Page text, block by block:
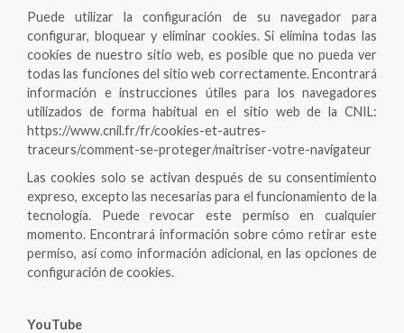
Puede utilizar la configuración de su navegador para
configurar, bloquear y eliminar cookies. Si elimina todas las
cookies de nuestro sitio web, es posible que no pueda ver
todas las funciones del sitio web correctamente. Encontrará
información e instrucciones útiles para los navegadores
utilizados de forma habitual en el sitio web de la CNIL:
https://www.cnil.fr/fr/cookies-et-autres-
traceurs/comment-se-proteger/maitriser-votre-navigateur
Las cookies solo se activan después de su consentimiento
expreso, excepto las necesarias para el funcionamiento de la
tecnología. Puede revocar este permiso en cualquier
momento. Encontrará información sobre cómo retirar este
permiso, así como información adicional, en las opciones de
configuración de cookies.
YouTube